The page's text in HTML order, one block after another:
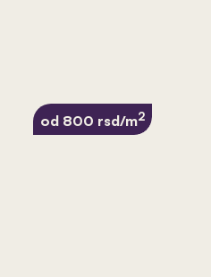
od 800 rsd/m2